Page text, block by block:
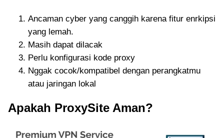
Ancaman cyber yang canggih karena fitur enrkipsi
yang lemah.
Masih dapat dilacak
Perlu konfigurasi kode proxy
Nggak cocok/kompatibel dengan perangkatmu
atau jaringan lokal
Apakah ProxySite Aman?